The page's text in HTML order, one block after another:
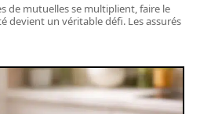
de mutuelles se multiplient, faire le
devient un véritable défi. Les assurés